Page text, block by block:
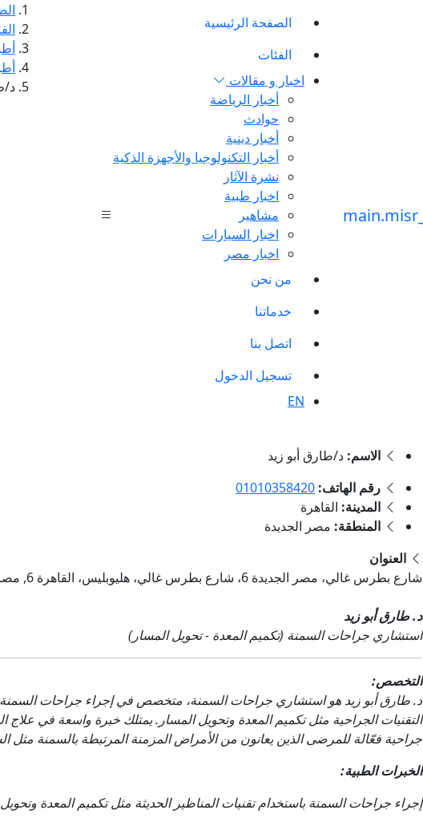
الصفحة الرئيسية
الفئات
اخبار و مقالات
أخبار الرياضة
حوادث
أخبار دينية
أخبار التكنولوجيا والأجهزة الذكية
نشرة الآثار
اخبار طبية
مشاهير
اخبار السيارات
اخبار مصر
من نحن
خدماتنا
اتصل بنا
تسجيل الدخول
EN
د/
الاسم: د/طارق أبو زيد
رقم الهاتف: 01010358420
المدينة: القاهرة
المنطقة: مصر الجديدة
العنوان
شارع بطرس غالي، مصر الجديدة 6، شارع بطرس غالي، هليوبليس، القاهرة 6, مصر الجديدة , القاهرة
د. طارق أبو زيد
استشاري جراحات السمنة (تكميم المعدة - تحويل المسار)
التخصص:
د. طارق أبو زيد هو استشاري جراحات السمنة، متخصص في إجراء جراحات
التقنيات الجراحية مثل تكميم المعدة وتحويل المسار. يمتلك خبرة واسعة في
جراحية فعّالة للمرضى الذين يعانون من الأمراض المزمنة المرتبطة بالسمنة
الخبرات الطبية:
إجراء جراحات السمنة باستخدام تقنيات المناظير الحديثة مثل تكميم المعدة